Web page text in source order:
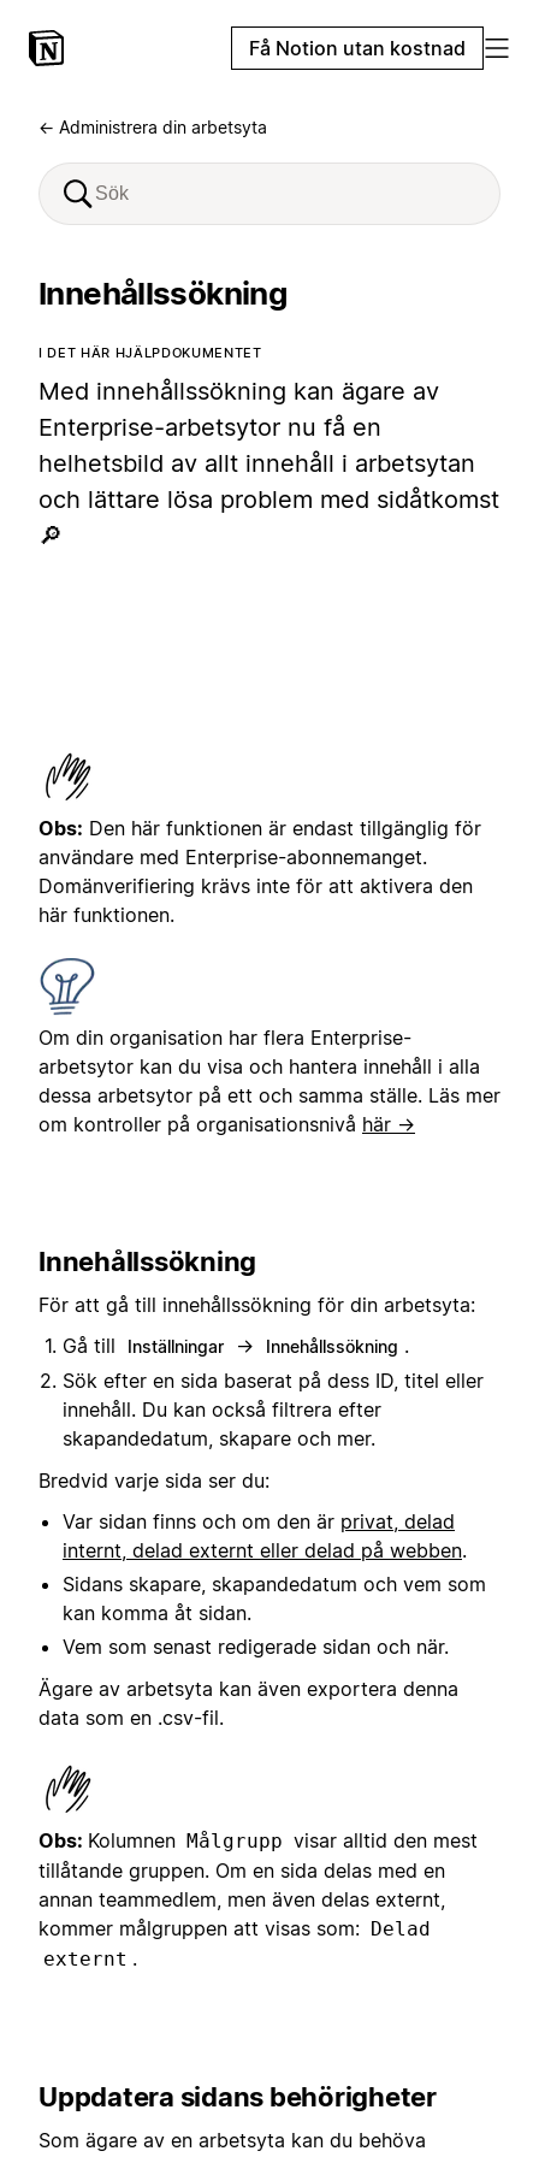
Få Notion utan kostnad
← Administrera din arbetsyta
Innehållssökning
I DET HÄR HJÄLPDOKUMENTET
Med innehållssökning kan ägare av
Enterprise-arbetsytor nu få en
helhetsbild av allt innehåll i arbetsytan
och lättare lösa problem med sidåtkomst
🔎
Obs: Den här funktionen är endast tillgänglig för
användare med Enterprise-abonnemanget.
Domänverifiering krävs inte för att aktivera den
här funktionen.
Om din organisation har flera Enterprise-
arbetsytor kan du visa och hantera innehåll i alla
dessa arbetsytor på ett och samma ställe. Läs mer
om kontroller på organisationsnivå här →
Innehållssökning
För att gå till innehållssökning för din arbetsyta:
Gå till
Inställningar → Innehållssökning .
Sök efter en sida baserat på dess ID, titel eller
innehåll. Du kan också filtrera efter
skapandedatum, skapare och mer.
Bredvid varje sida ser du:
Var sidan finns och om den är privat, delad
internt, delad externt eller delad på webben.
Sidans skapare, skapandedatum och vem som
kan komma åt sidan.
Vem som senast redigerade sidan och när.
Ägare av arbetsyta kan även exportera denna
data som en .csv-fil.
Obs: Kolumnen Målgrupp visar alltid den mest
tillåtande gruppen. Om en sida delas med en
annan teammedlem, men även delas externt,
kommer målgruppen att visas som: Delad
externt .
Uppdatera sidans behörigheter
Som ägare av en arbetsyta kan du behöva